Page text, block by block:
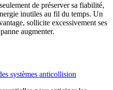
de préserver sa fiabilité,
inutiles au fil du temps. Un
sollicite excessivement ses
augmenter.
systèmes anticollision